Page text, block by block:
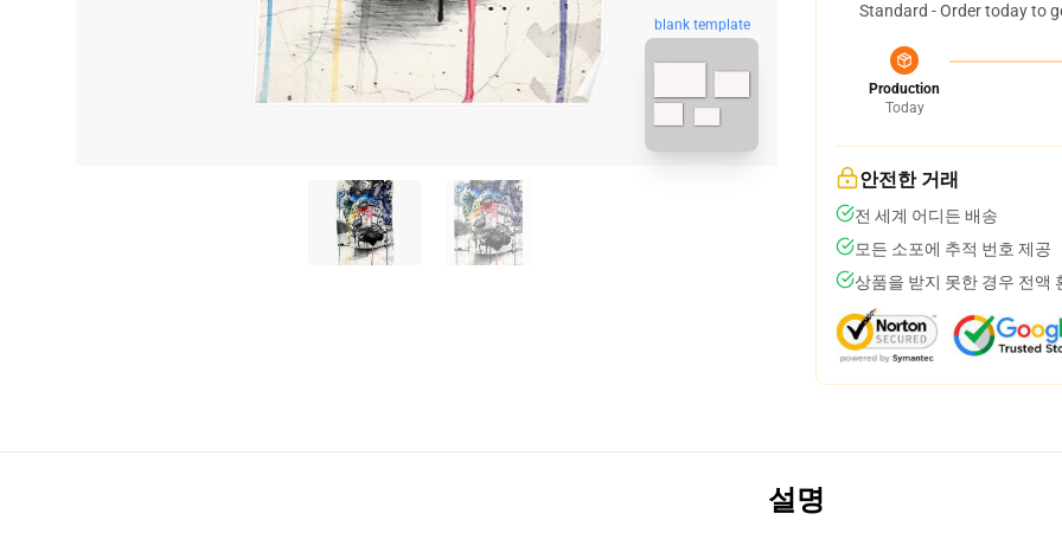
blank template
Standard - Order today to
Production
Today
안전한 거래
전 세계 어디든 배송
모든 소포에 추적 번호 제공
상품을 받지 못한 경우 전액
설명